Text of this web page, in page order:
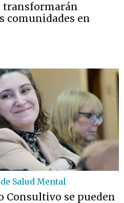
transformarán
comunidades en
Salud Mental
Consultivo se pueden